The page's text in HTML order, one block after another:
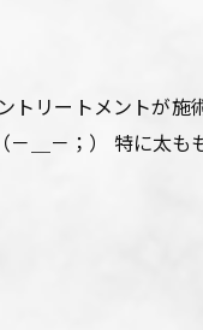
リートメントが施
＿－；） 特に太も